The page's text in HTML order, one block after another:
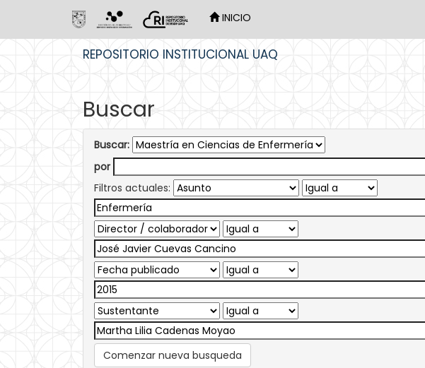
INICIO
REPOSITORIO INSTITUCIONAL UAQ
Buscar
Buscar:
por
Filtros actuales:
Comenzar nueva busqueda